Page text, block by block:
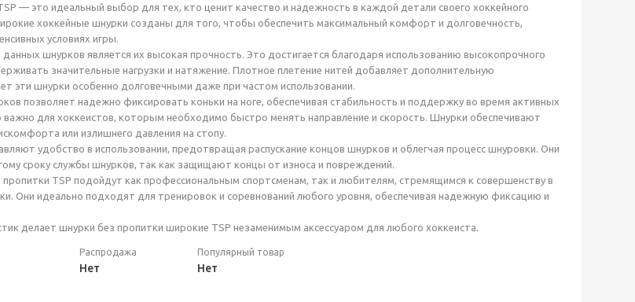
— это идеальный выбор для тех, кто ценит качество и надежность в каждой детали своего хоккейного
хоккейные шнурки созданы для того, чтобы обеспечить максимальный комфорт и долговечность,
условиях игры.
шнурков является их высокая прочность. Это достигается благодаря использованию высокопрочного
значительные нагрузки и натяжение. Плотное плетение нитей добавляет дополнительную
эти шнурки особенно долговечными даже при частом использовании.
позволяет надежно фиксировать коньки на ноге, обеспечивая стабильность и поддержку во время активных
важно для хоккеистов, которым необходимо быстро менять направление и скорость. Шнурки обеспечивают
или излишнего давления на стопу.
удобство в использовании, предотвращая распускание концов шнурков и облегчая процесс шнуровки. Они
сроку службы шнурков, так как защищают концы от износа и повреждений.
TSP подойдут как профессиональным спортсменам, так и любителям, стремящимся к совершенству в
Они идеально подходят для тренировок и соревнований любого уровня, обеспечивая надежную фиксацию и
делает шнурки без пропитки широкие TSP незаменимым аксессуаром для любого хоккеиста.
Распродажа
Нет
Популярный товар
Нет